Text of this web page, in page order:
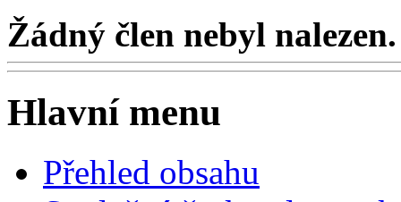
Žádný člen nebyl nalezen.
Hlavní menu
Přehled obsahu